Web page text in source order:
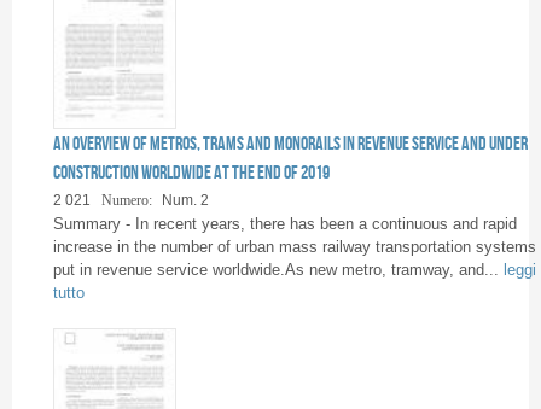
An overview of metros, trams and monorails in revenue service and under
construction worldwide at the end of 2019
2 021 Numero: Num. 2
Summary - In recent years, there has been a continuous and rapid
increase in the number of urban mass railway transportation systems
put in revenue service worldwide.As new metro, tramway, and... leggi
tutto